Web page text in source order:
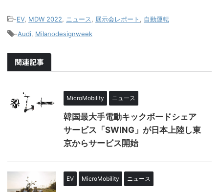
-EV, MDW 2022 ニュース 展示会レポート
自動運転
-Audi Milanodesignweek
関連記事
MicroMobility ニュース
韓国最大手電動キックボードシェア
サービス「SWING」が日本上陸し東
京からサービス開始
EV MicroMobility ニュース